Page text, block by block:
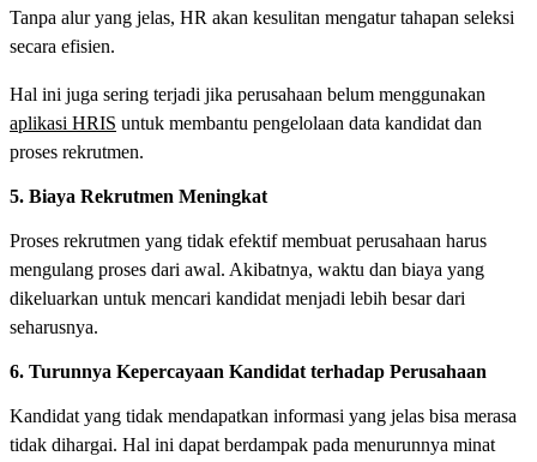
Tanpa alur yang jelas, HR akan kesulitan mengatur tahapan seleksi
secara efisien.
Hal ini juga sering terjadi jika perusahaan belum menggunakan
aplikasi HRIS untuk membantu pengelolaan data kandidat dan
proses rekrutmen.
5. Biaya Rekrutmen Meningkat
Proses rekrutmen yang tidak efektif membuat perusahaan harus
mengulang proses dari awal. Akibatnya, waktu dan biaya yang
dikeluarkan untuk mencari kandidat menjadi lebih besar dari
seharusnya.
6. Turunnya Kepercayaan Kandidat terhadap Perusahaan
Kandidat yang tidak mendapatkan informasi yang jelas bisa merasa
tidak dihargai. Hal ini dapat berdampak pada menurunnya minat